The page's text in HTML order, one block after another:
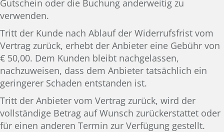
Gutschein oder die Buchung anderweitig zu
verwenden.
Tritt der Kunde nach Ablauf der Widerrufsfrist vom
Vertrag zurück, erhebt der Anbieter eine Gebühr von
€ 50,00. Dem Kunden bleibt nachgelassen,
nachzuweisen, dass dem Anbieter tatsächlich ein
geringerer Schaden entstanden ist.
Tritt der Anbieter vom Vertrag zurück, wird der
vollständige Betrag auf Wunsch zurückerstattet oder
für einen anderen Termin zur Verfügung gestellt.